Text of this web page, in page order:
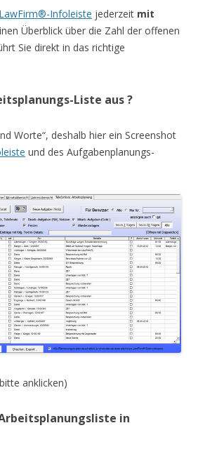
Infoleiste jederzeit mit
Überblick über die Zahl der offenen
Sie direkt in das richtige
Liste aus ?
Worte“, deshalb hier ein Screenshot
und des Aufgabenplanungs-
anklicken)
in